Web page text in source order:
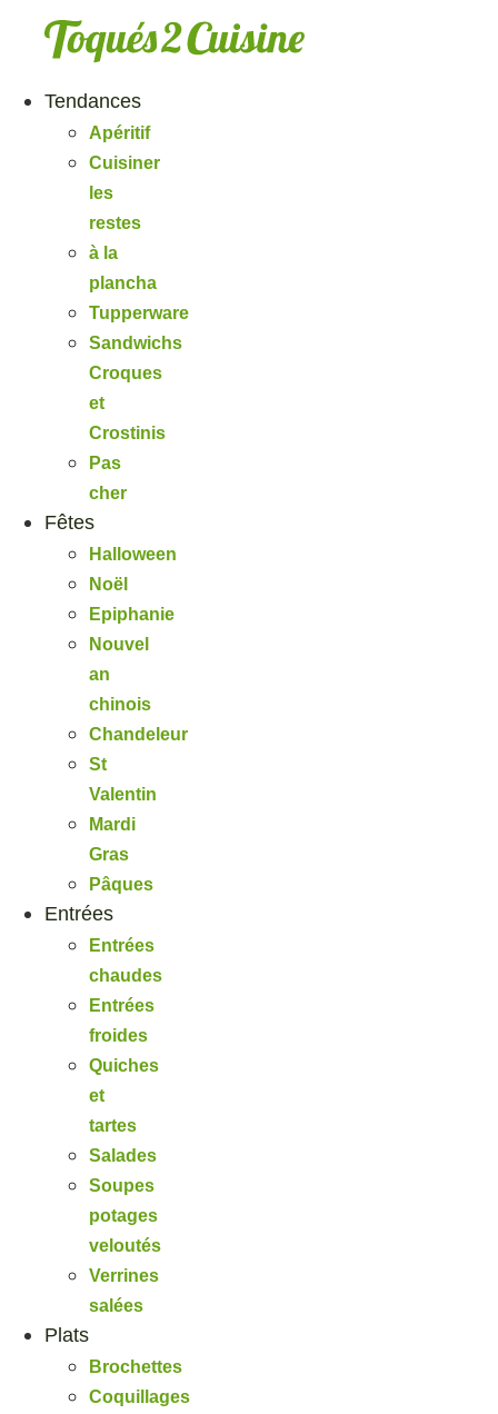
Tendances
Apéritif
Cuisiner
les
restes
à la
plancha
Tupperware
Sandwichs
Croques
et
Crostinis
Pas
cher
Fêtes
Halloween
Noël
Epiphanie
Nouvel
an
chinois
Chandeleur
St
Valentin
Mardi
Gras
Pâques
Entrées
Entrées
chaudes
Entrées
froides
Quiches
et
tartes
Salades
Soupes
potages
veloutés
Verrines
salées
Plats
Brochettes
Coquillages